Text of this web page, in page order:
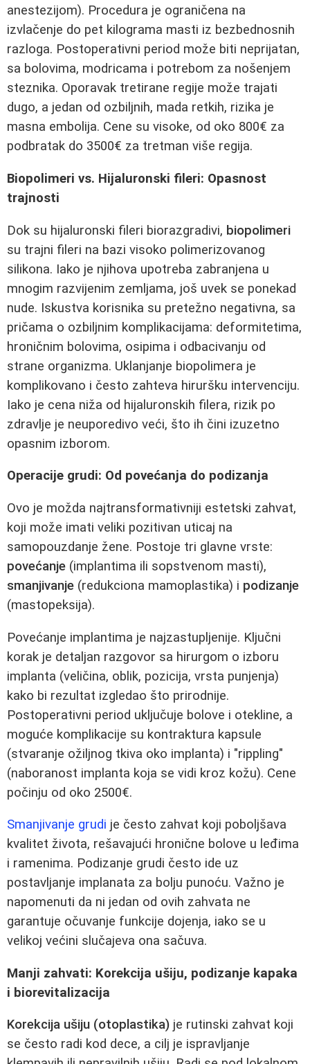
anestezijom). Procedura je ograničena na
izvlačenje do pet kilograma masti iz bezbednosnih
razloga. Postoperativni period može biti neprijatan,
sa bolovima, modricama i potrebom za nošenjem
steznika. Oporavak tretirane regije može trajati
dugo, a jedan od ozbiljnih, mada retkih, rizika je
masna embolija. Cene su visoke, od oko 800€ za
podbratak do 3500€ za tretman više regija.
Biopolimeri vs. Hijaluronski fileri: Opasnost
trajnosti
Dok su hijaluronski fileri biorazgradivi, biopolimeri
su trajni fileri na bazi visoko polimerizovanog
silikona. Iako je njihova upotreba zabranjena u
mnogim razvijenim zemljama, još uvek se ponekad
nude. Iskustva korisnika su pretežno negativna, sa
pričama o ozbiljnim komplikacijama: deformitetima,
hroničnim bolovima, osipima i odbacivanju od
strane organizma. Uklanjanje biopolimera je
komplikovano i često zahteva hiruršku intervenciju.
Iako je cena niža od hijaluronskih filera, rizik po
zdravlje je neuporedivo veći, što ih čini izuzetno
opasnim izborom.
Operacije grudi: Od povećanja do podizanja
Ovo je možda najtransformativniji estetski zahvat,
koji može imati veliki pozitivan uticaj na
samopouzdanje žene. Postoje tri glavne vrste:
povećanje (implantima ili sopstvenom masti),
smanjivanje (redukciona mamoplastika) i podizanje
(mastopeksija).
Povećanje implantima je najzastupljenije. Ključni
korak je detaljan razgovor sa hirurgom o izboru
implanta (veličina, oblik, pozicija, vrsta punjenja)
kako bi rezultat izgledao što prirodnije.
Postoperativni period uključuje bolove i otekline, a
moguće komplikacije su kontraktura kapsule
(stvaranje ožiljnog tkiva oko implanta) i "rippling"
(naboranost implanta koja se vidi kroz kožu). Cene
počinju od oko 2500€.
Smanjivanje grudi je često zahvat koji poboljšava
kvalitet života, rešavajući hronične bolove u leđima
i ramenima. Podizanje grudi često ide uz
postavljanje implanata za bolju punoću. Važno je
napomenuti da ni jedan od ovih zahvata ne
garantuje očuvanje funkcije dojenja, iako se u
velikoj većini slučajeva ona sačuva.
Manji zahvati: Korekcija ušiju, podizanje kapaka
i biorevitalizacija
Korekcija ušiju (otoplastika) je rutinski zahvat koji
se često radi kod dece, a cilj je ispravljanje